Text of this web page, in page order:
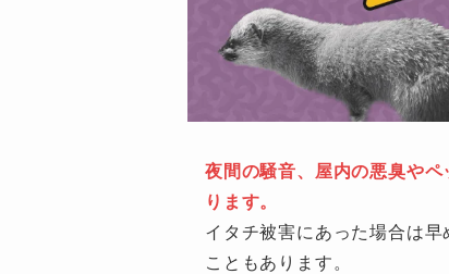
夜間の騒音、屋内の悪臭や
ります。
イタチ被害にあった場合は
こともあります。